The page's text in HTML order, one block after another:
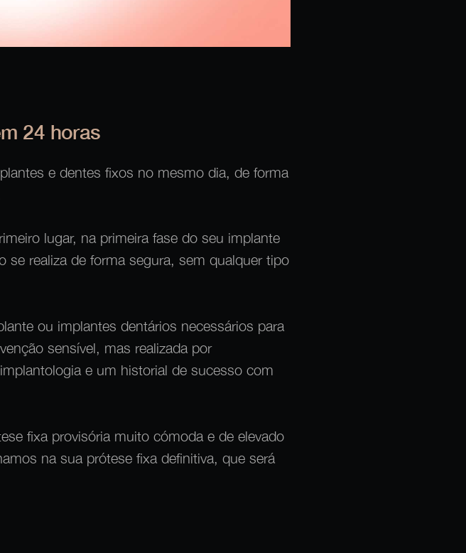
24 horas
e dentes fixos no mesmo dia, de forma
lugar, na primeira fase do seu implante
realiza de forma segura, sem qualquer tipo
ou implantes dentários necessários para
sensível, mas realizada por
e um historial de sucesso com
fixa provisória muito cómoda e de elevado
na sua prótese fixa definitiva, que será